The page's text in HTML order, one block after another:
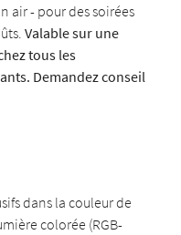
air - pour des soirées
Valable sur une
tous les
Demandez conseil
dans la couleur de
colorée (RGB-